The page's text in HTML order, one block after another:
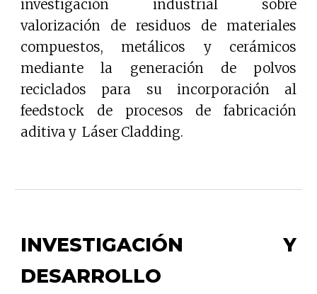
investigación industrial sobre
valorización de residuos de materiales
compuestos, metálicos y cerámicos
mediante la generación de polvos
reciclados para su incorporación al
feedstock de procesos de fabricación
aditiva y Láser Cladding.
INVESTIGACIÓN Y
DESARROLLO